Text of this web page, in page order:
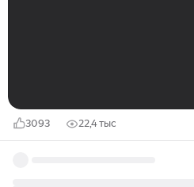
3093 22,4 тыс